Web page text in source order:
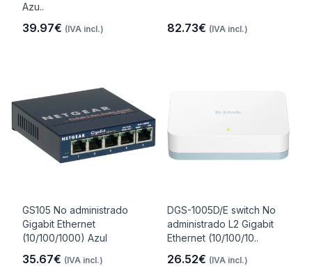
Azu..
39.97€ (IVA incl.) 82.73€ (IVA incl.)
GS105 No administrado
Gigabit Ethernet
(10/100/1000) Azul
35.67€ (IVA incl.)
DGS-1005D/E switch No
administrado L2 Gigabit
Ethernet (10/100/10..
26.52€ (IVA incl.)